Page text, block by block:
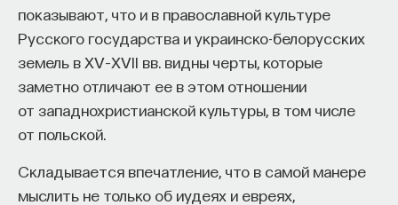
показывают, что и в православной культуре
Русского государства и украинско-белорусских
земель в XV–XVII вв. видны черты, которые
заметно отличают ее в этом отношении
от западнохристианской культуры, в том числе
от польской.
Складывается впечатление, что в самой манере
мыслить не только об иудеях и евреях,